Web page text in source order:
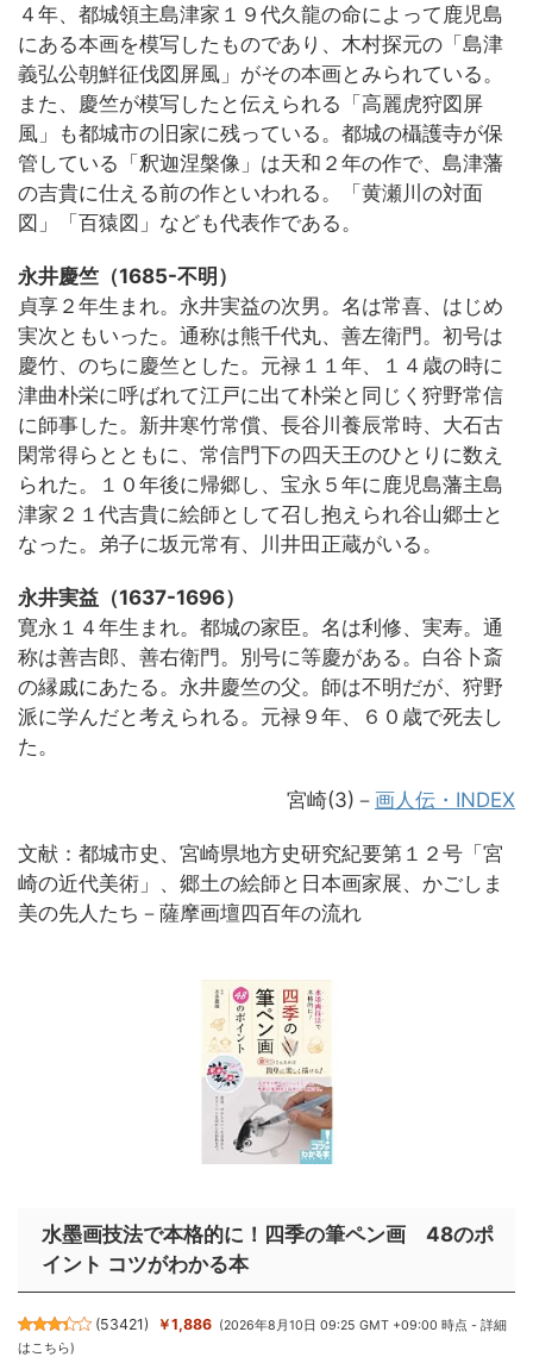
４年、都城領主島津家１９代久龍の命によって鹿児島
にある本画を模写したものであり、木村探元の「島津
義弘公朝鮮征伐図屏風」がその本画とみられている。
また、慶竺が模写したと伝えられる「高麗虎狩図屏
風」も都城市の旧家に残っている。都城の欇護寺が保
管している「釈迦涅槃像」は天和２年の作で、島津藩
の吉貴に仕える前の作といわれる。「黄瀬川の対面
図」「百猿図」なども代表作である。
永井慶竺（1685-不明）
貞享２年生まれ。永井実益の次男。名は常喜、はじめ
実次ともいった。通称は熊千代丸、善左衛門。初号は
慶竹、のちに慶竺とした。元禄１１年、１４歳の時に
津曲朴栄に呼ばれて江戸に出て朴栄と同じく狩野常信
に師事した。新井寒竹常償、長谷川養辰常時、大石古
閑常得らとともに、常信門下の四天王のひとりに数え
られた。１０年後に帰郷し、宝永５年に鹿児島藩主島
津家２１代吉貴に絵師として召し抱えられ谷山郷士と
なった。弟子に坂元常有、川井田正蔵がいる。
永井実益（1637-1696）
寛永１４年生まれ。都城の家臣。名は利修、実寿。通
称は善吉郎、善右衛門。別号に等慶がある。白谷卜斎
の縁戚にあたる。永井慶竺の父。師は不明だが、狩野
派に学んだと考えられる。元禄９年、６０歳で死去し
た。
宮崎(3)－ 画人伝・INDEX
文献：都城市史、宮崎県地方史研究紀要第１２号「宮
崎の近代美術」、郷土の絵師と日本画家展、かごしま
美の先人たち－薩摩画壇四百年の流れ
水墨画技法で本格的に！四季の筆ペン画 48のポ
イント コツがわかる本
(53421) ￥1,886 (2026年8月10日 09:25 GMT +09:00 時点 -詳細
はこちら)